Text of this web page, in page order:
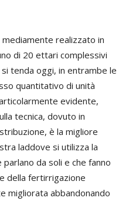
realizzato in
di 20 ettari complessivi
tenda oggi, in entrambe le
quantitativo di unità
evidente,
tecnica, dovuto in
è la migliore
laddove si utilizza la
da soli e che fanno
della fertirrigazione
migliorata abbandonando